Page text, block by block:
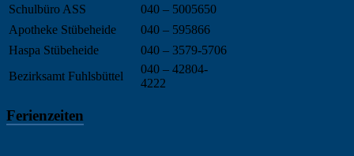
Schulbüro ASS
040 – 5005650
Apotheke Stübeheide
040 – 595866
Haspa Stübeheide
040 – 3579-5706
Bezirksamt Fuhlsbüttel
040 – 42804-
4222
Ferienzeiten